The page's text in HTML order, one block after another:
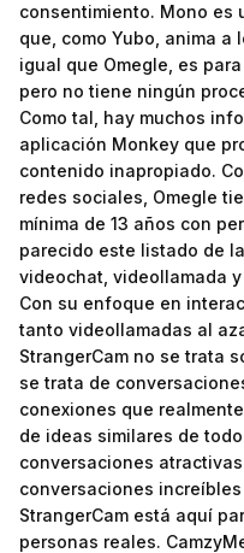
consentimiento. Mono es
que, como Yubo, anima a
igual que Omegle, es
pero no tiene ningún
Como tal, hay muchos
aplicación Monkey que
contenido inapropiado.
redes sociales, Omegle
mínima de 13 años con
parecido este listado de
videochat, videollamada
Con su enfoque en
tanto videollamadas al
StrangerCam no se trata
se trata de
conexiones que
de ideas similares de
conversaciones
conversaciones
StrangerCam está aquí
personas reales.